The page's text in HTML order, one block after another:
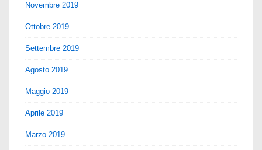
Novembre 2019
Ottobre 2019
Settembre 2019
Agosto 2019
Maggio 2019
Aprile 2019
Marzo 2019